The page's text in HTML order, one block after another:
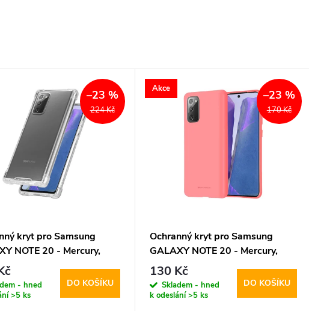
224 Kč
–23 %
kryt pro Samsung
NOTE 20 - Mercury,
Transparent
- hned
>5 ks
DO KOŠÍKU
Akce
170 Kč
–23 %
Ochranný kryt pro Samsung
GALAXY NOTE 20 - Mercury,
Soft Feeling Pink
130 Kč
Skladem - hned
k odeslání>5 ks
DO KOŠÍKU